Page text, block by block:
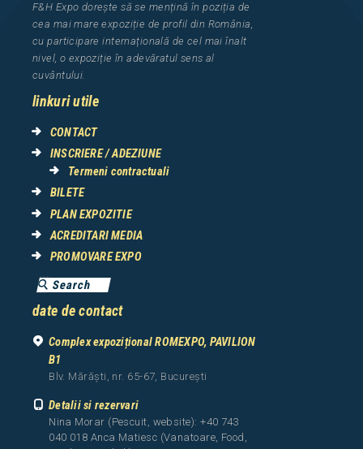
F&H Expo dorește să se mențină în poziția de
cea mai mare expoziție de profil din România,
cu participare internațională de cel maiînalt
nivel, o expoziție în adevăratul sens al
cuvântului.
linkuri utile
CONTACT
INSCRIERE / ADEZIUNE
Termeni contractuali
BILETE
PLAN EXPOZITIE
ACREDITARI MEDIA
PROMOVARE EXPO
date de contact
Complex expozițional ROMEXPO, PAVILION
B1
Blv. Mărăști, nr. 65-67, București
Detalii si rezervari
Nina Morar (Pescuit, website): +40 743
040 018 Anca Matiesc (Vanatoare, Food,